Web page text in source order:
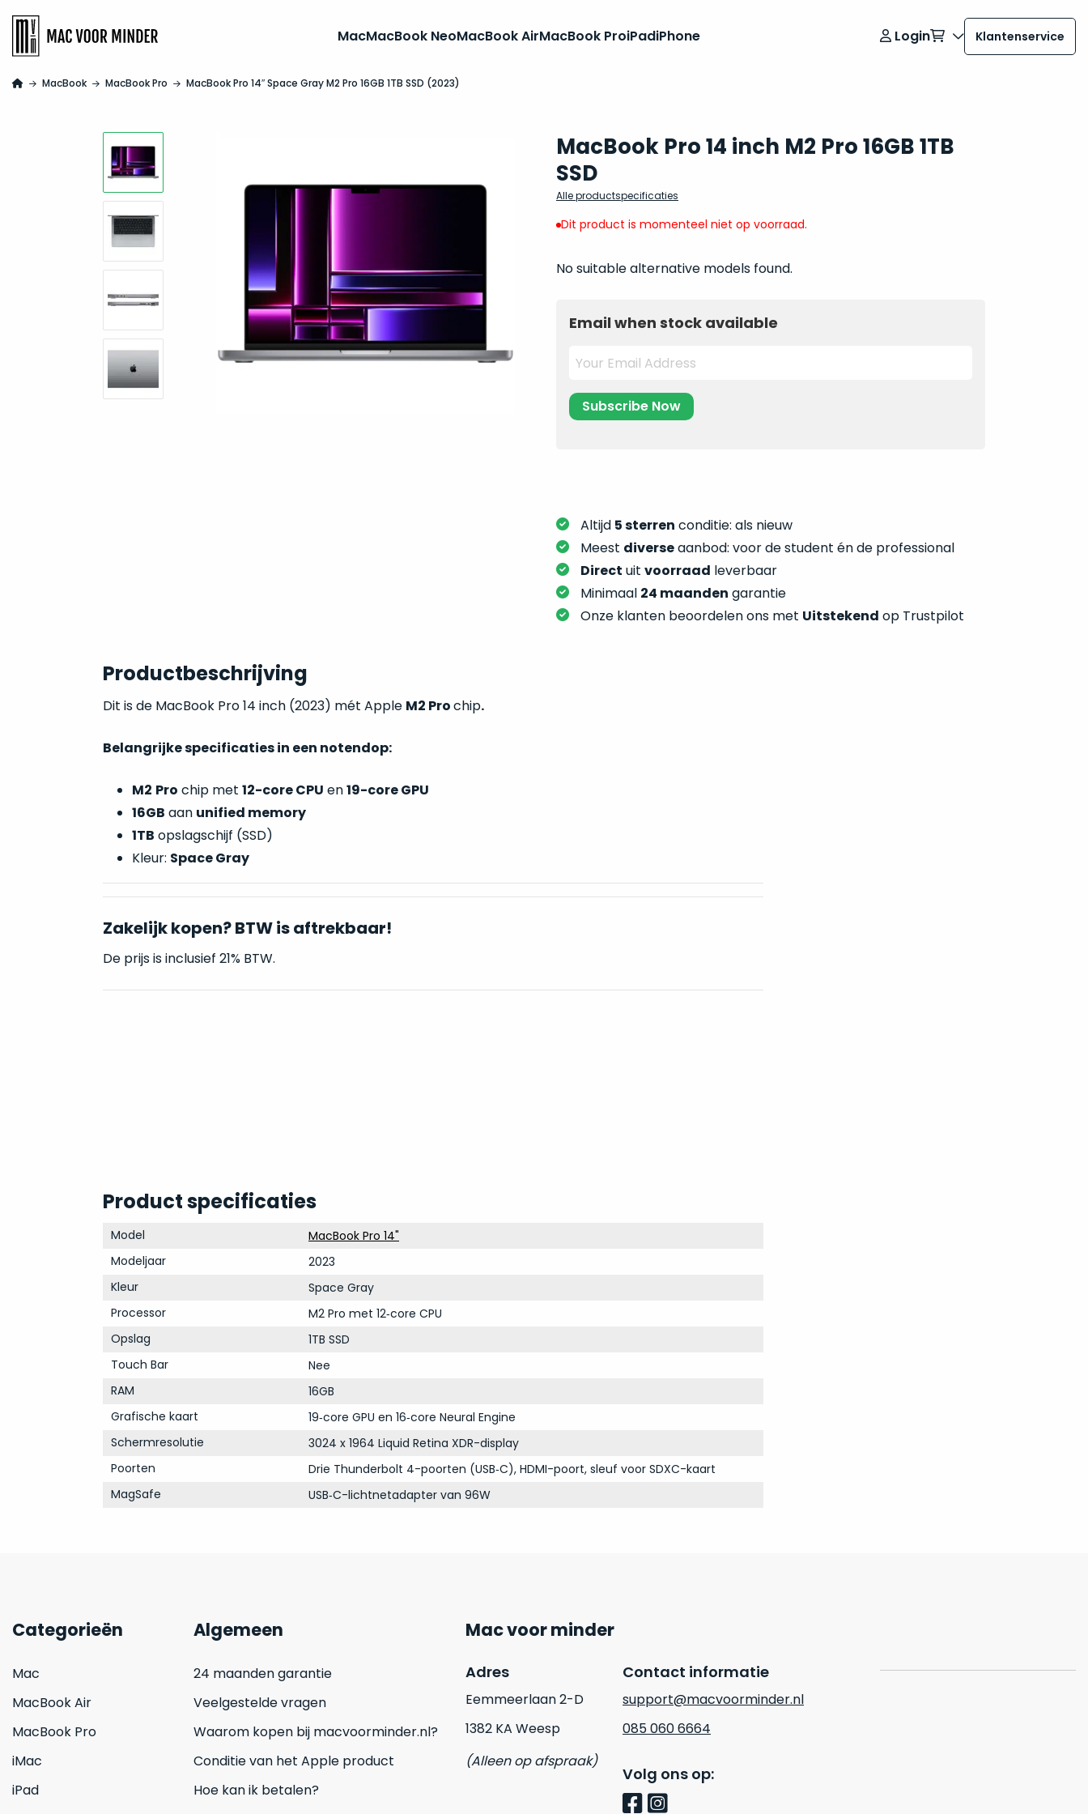
MacMacBook NeoMacBook AirMacBook ProiPadiPhone Login Klantenservice
MacBook MacBook Pro MacBook Pro 14″ Space Gray M2 Pro 16GB 1TB SSD (2023)
MacBook Pro 14 inch M2 Pro 16GB 1TB
SSD
Alle productspecificaties
Dit product is momenteel niet op voorraad.
No suitable alternative models found.
Email when stock available
Altijd 5 sterren conditie: als nieuw
Meest diverseaanbod: voor de student én de professional
Direct uit voorraad leverbaar
Minimaal 24 maanden garantie
Onze klanten beoordelen ons met Uitstekend op Trustpilot
Productbeschrijving
Dit is de MacBook Pro 14 inch (2023) mét Apple M2 Prochip.
Belangrijke specificaties in een notendop:
M2 Pro chip met 12-core CPU en19-core GPU
16GB aan unified memory
1TB opslagschijf (SSD)
Kleur: Space Gray
Zakelijk kopen? BTW is aftrekbaar!
De prijs is inclusief 21% BTW.
Product specificaties
Model
MacBook Pro 14"
Modeljaar
2023
Kleur
Space Gray
Processor
M2 Pro met 12‑core CPU
Opslag
1TB SSD
Touch Bar
Nee
RAM
16GB
Grafische kaart
19‑core GPU en 16‑core Neural Engine
Schermresolutie
3024 x 1964 Liquid Retina XDR-display
Poorten
Drie Thunderbolt 4-poorten (USB‑C), HDMI-poort, sleuf voor SDXC-kaart
MagSafe
USB‑C-lichtnetadapter van 96W
Categorieën
Mac
MacBook Air
MacBook Pro
iMac
iPad
Algemeen
24 maanden garantie
Veelgestelde vragen
Waarom kopen bij macvoorminder.nl?
Conditie van het Apple product
Hoe kan ik betalen?
Mac voor minder
Adres
Eemmeerlaan 2-D
1382 KA Weesp
(Alleen op afspraak)
Contact informatie
support@macvoorminder.nl
085 060 6664
Volg ons op: